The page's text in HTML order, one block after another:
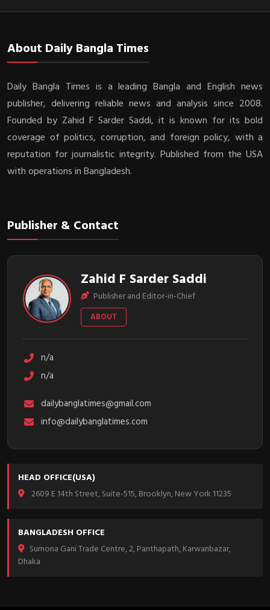
About Daily Bangla Times
Daily Bangla Times is a leading Bangla and English news
publisher, delivering reliable news and analysis since 2008.
Founded by Zahid F Sarder Saddi, it is known for its bold
coverage of politics, corruption, and foreign policy, with a
reputation for journalistic integrity. Published from the USA
with operations in Bangladesh.
Publisher & Contact
Zahid F Sarder Saddi
Publisher and Editor-in-Chief
ABOUT
n/a
n/a
dailybanglatimes@gmail.com
info@dailybanglatimes.com
HEAD OFFICE(USA)
2609 E 14th Street, Suite-515, Brooklyn, New York 11235
BANGLADESH OFFICE
Sumona Gani Trade Centre, 2, Panthapath, Karwanbazar,
Dhaka